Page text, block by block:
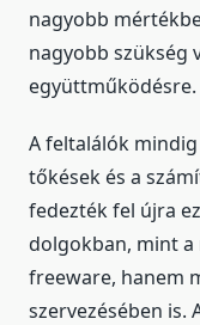
nagyobb
nagyobb szükség
együttműködésre.
A feltalálók
tőkések és a
fedezték fel újra
dolgokban, mint
freeware, hanem
szervezésében is.